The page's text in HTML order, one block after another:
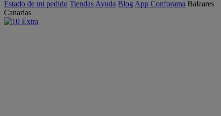
Estado de mi pedido Tiendas Ayuda Blog App Conforama Baleares
Canarias